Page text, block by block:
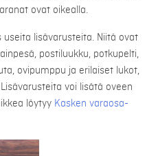
ovat oikealla.
lisävarusteita. Niitä ovat
postiluukku, potkupelti,
ovipumppu ja erilaiset lukot,
voi lisätä oveen
löytyy Kasken varaosa-